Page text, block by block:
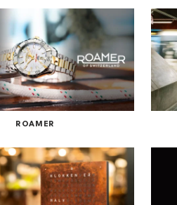
ROAMER